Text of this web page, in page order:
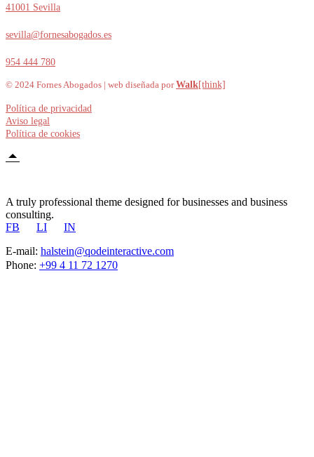
41001 Sevilla
sevilla@fornesabogados.es
954 444 780
© 2024 Fornes Abogados | web diseñada porWalk[think]
Política de privacidad
Aviso legal
Política de cookies
A truly professional theme designed for businesses and business
consulting.
FB
LI
IN
E-mail: halstein@qodeinteractive.com
Phone: +99 4 11 72 1270